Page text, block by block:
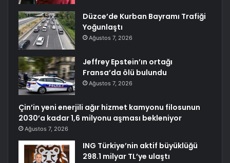
Düzce’de Kurban Bayramı Trafiği
Yoğunlaştı
Ağustos 7, 2026
Jeffrey Epstein’ın ortağı
Fransa’da ölü bulundu
Ağustos 7, 2026
Çin’in yeni enerjili ağır hizmet kamyonu filosunun
2030’a kadar 1,6 milyonu aşması bekleniyor
Ağustos 7, 2026
ING Türkiye’nin aktif büyüklüğü
298.1 milyar TL’ye ulaştı